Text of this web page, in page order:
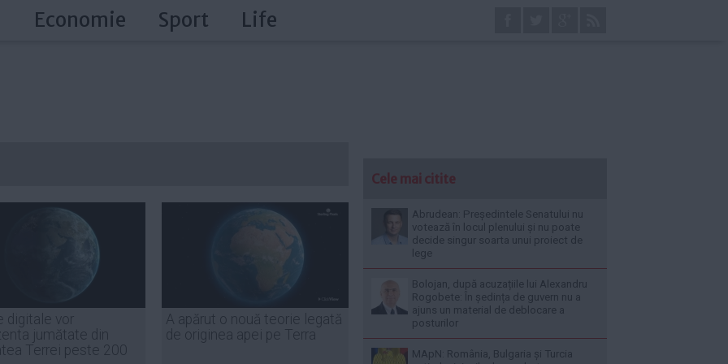
Economie Sport Life
digitale vor
jumătate din
Terrei peste 200
A apărut o nouă teorie legată
de originea apei pe Terra
Cele mai citite
Abrudean: Președintele Senatului nu
votează în locul plenului și nu poate
decide singur soarta unui proiect de
lege
Bolojan, după acuzațiile lui Alexandru
Rogobete: În ședința de guvern nu a
ajuns un material de deblocare a
posturilor
MApN: România, Bulgaria și Turcia